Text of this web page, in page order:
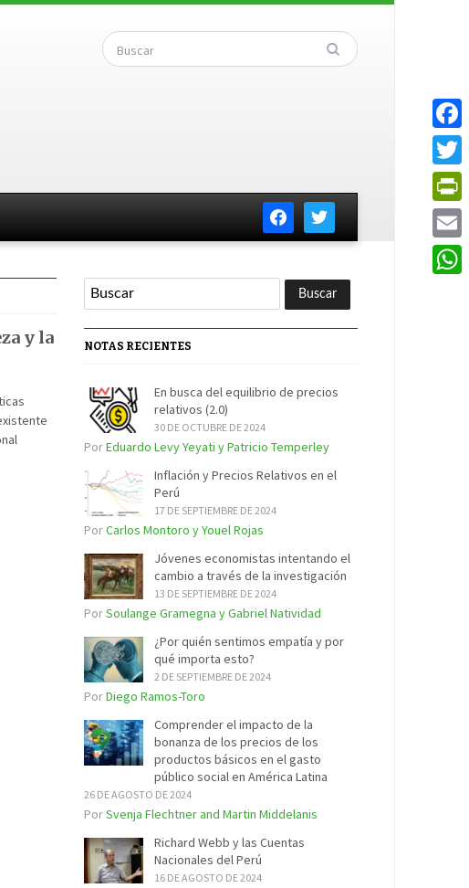
facebooktwitter
y la
NOTAS RECIENTES
En busca del equilibrio de precios
relativos (2.0)
30 DE OCTUBRE DE 2024
PorEduardo Levy Yeyati y Patricio Temperley
Inflación y Precios Relativos en el
Perú
17 DE SEPTIEMBRE DE 2024
PorCarlos Montoro y Youel Rojas
Jóvenes economistas intentando el
cambio a través de la investigación
13 DE SEPTIEMBRE DE 2024
PorSoulange Gramegna y Gabriel Natividad
¿Por quién sentimos empatía y por
qué importa esto?
2 DE SEPTIEMBRE DE 2024
PorDiego Ramos-Toro
Comprender el impacto de la
bonanza de los precios de los
productos básicos en el gasto
público social en América Latina
26 DE AGOSTO DE 2024
PorSvenja Flechtner and Martin Middelanis
Richard Webb y las Cuentas
Nacionales del Perú
16 DE AGOSTO DE 2024
Email